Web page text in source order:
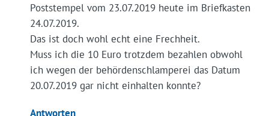
Poststempel vom 23.07.2019 heute im Briefkasten
24.07.2019.
Das ist doch wohl echt eine Frechheit.
Muss ich die 10 Euro trotzdem bezahlen obwohl
ich wegen der behördenschlamperei das Datum
20.07.2019 gar nicht einhalten konnte?
Antworten